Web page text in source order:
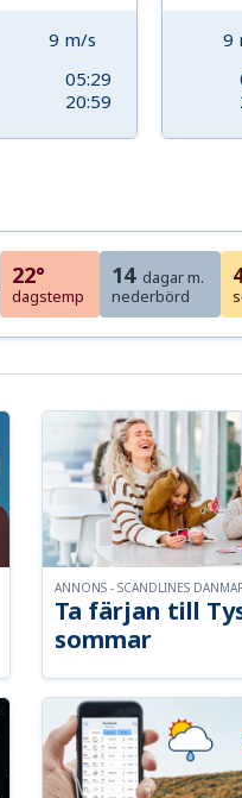
9 m/s
05:29
20:59
9
22°
dagstemp
14 dagar m.
nederbörd
Ta färjan till
sommar
ANNONS - SCANDLINES